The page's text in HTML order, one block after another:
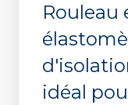
Rouleau
idéal